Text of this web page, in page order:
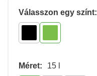
Válasszon egy színt:
Méret: 15 l